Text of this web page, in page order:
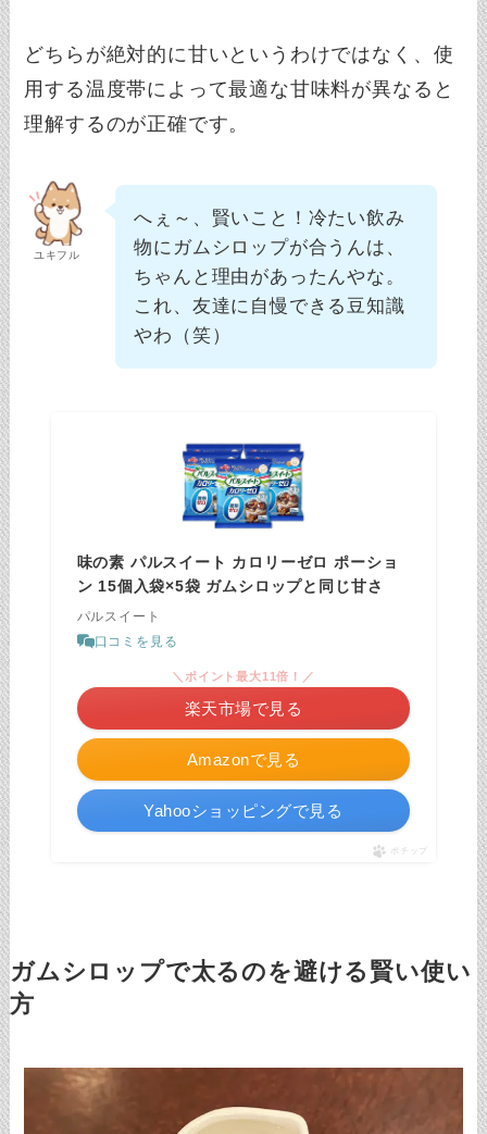
どちらが絶対的に甘いというわけではなく、使
用する温度帯によって最適な甘味料が異なると
理解するのが正確です。
ユキフル
へぇ～、賢いこと！冷たい飲み
物にガムシロップが合うんは、
ちゃんと理由があったんやな。
これ、友達に自慢できる豆知識
やわ（笑）
味の素 パルスイート カロリーゼロ ポーショ
ン 15個入袋×5袋 ガムシロップと同じ甘さ
パルスイート
口コミを見る
Amazonで見る
＼ポイント最大11倍！／
楽天市場で見る
Yahooショッピングで見る
ポチップ
ガムシロップで太るのを避ける賢い使い
方